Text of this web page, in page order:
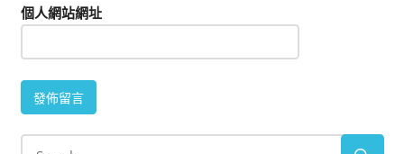
個人網站網址